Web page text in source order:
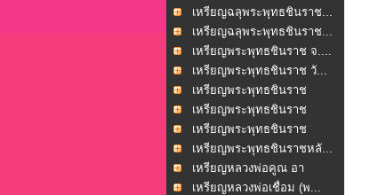
เหรียญฉลุพระพุทธชินราช...
เหรียญฉลุพระพุทธชินราช...
เหรียญพระพุทธชินราช จ....
เหรียญพระพุทธชินราช วั...
เหรียญพระพุทธชินราช
หล... เหรียญพระพุทธชินราช
หล... เหรียญพระพุทธชินราช
หล... เหรียญพระพุทธชินราชหลั...
เหรียญหลวงพ่อคูณ อา
ภาก...เหรียญหลวงพ่อเชื่อม (พ...